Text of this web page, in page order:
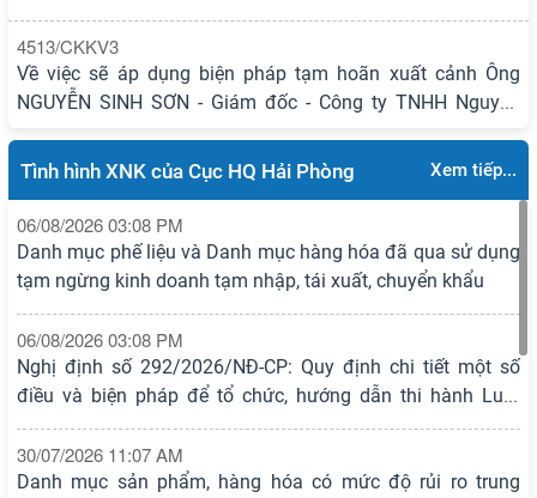
và thương mại xuất nhập khẩu Thành Hương, MST:
0200892967
4513/CKKV3
Về việc sẽ áp dụng biện pháp tạm hoãn xuất cảnh Ông
NGUYỄN SINH SƠN - Giám đốc - Công ty TNHH Nguyên
4514/CKKV3
Về việc sẽ áp dụng biện pháp tạm hoãn xuất cảnh Ông
PHAN HUY LỆ - Giám đốc - Công ty cổ phần Thiết bị vật tư
ngân hàng, MST: 0100151475
4515/CKKV3
BÁ ĐỨC - Giám đốc Công ty cổ phần INOX Đức Việt, MST:
0200644932
Tình hình XNK của Cục HQ Hải Phòng Xem tiếp...
06/08/2026 03:08 PM
Danh mục phế liệu và Danh mục hàng hóa đã qua sử dụng
tạm ngừng kinh doanh tạm nhập, tái xuất, chuyển khẩu
06/08/2026 03:08 PM
Nghị định số 292/2026/NĐ-CP: Quy định chi tiết một số
điều và biện pháp để tổ chức, hướng dẫn thi hành Luật
Quản lý ngoại thương
30/07/2026 11:07 AM
Danh mục sản phẩm, hàng hóa có mức độ rủi ro trung